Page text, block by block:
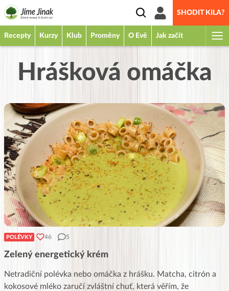
SHODIT KILA?
Recepty Kurzy Klub Proměny O Evě Jak začít
Hrášková omáčka
POLÉVKY 46 5
Zelený energetický krém
Netradiční polévka nebo omáčka z hrášku. Matcha, citrón a
kokosové mléko zaručí zvláštní chuť, která věřím, že